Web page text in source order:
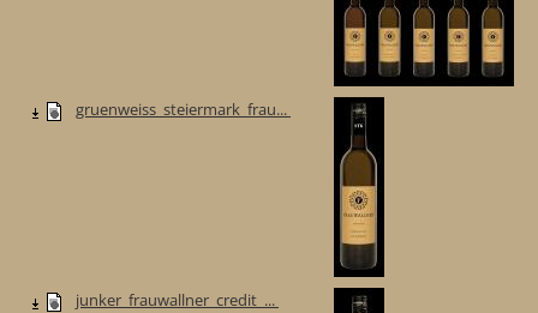
gruenweiss_steiermark_frau...
junker_frauwallner_credit_...